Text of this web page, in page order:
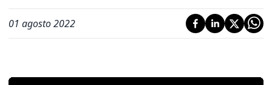
01 agosto 2022